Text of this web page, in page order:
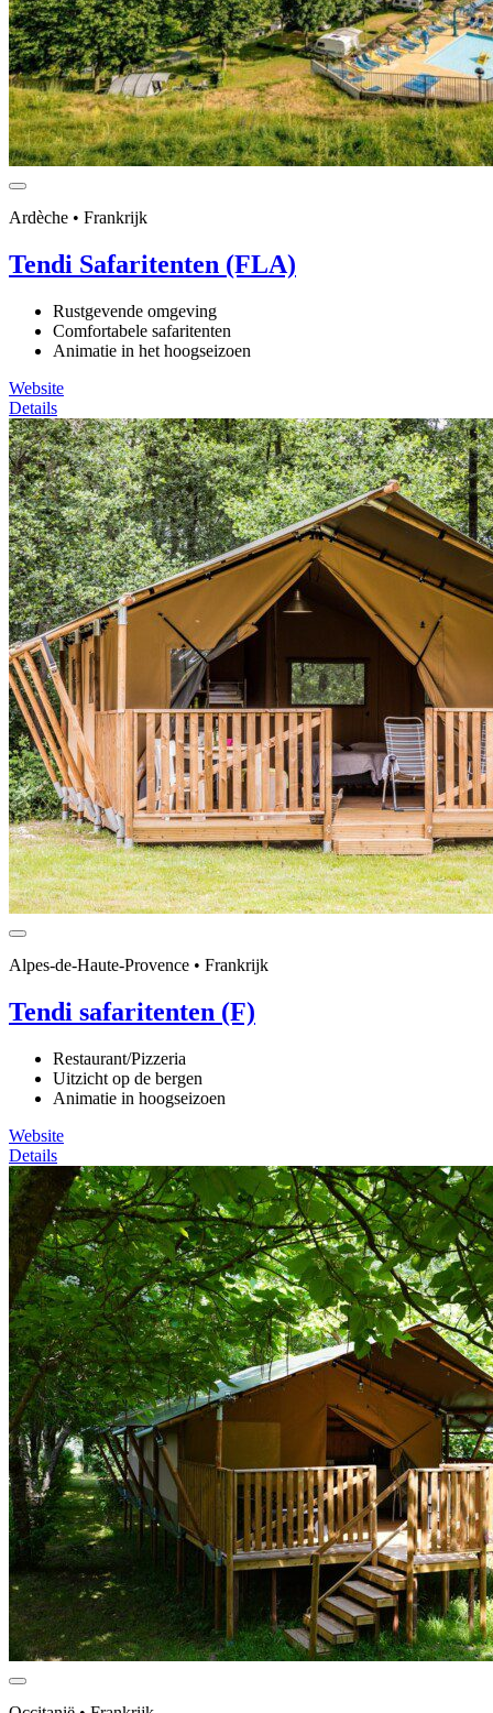
Ardèche • Frankrijk
Tendi Safaritenten (FLA)
Rustgevende omgeving
Comfortabele safaritenten
Animatie in het hoogseizoen
Website
Details
Alpes-de-Haute-Provence • Frankrijk
Tendi safaritenten (F)
Restaurant/Pizzeria
Uitzicht op de bergen
Animatie in hoogseizoen
Website
Details